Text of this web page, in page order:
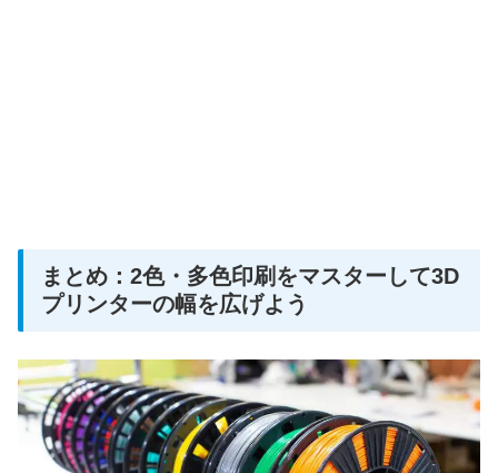
まとめ：2色・多色印刷をマスターして3D
プリンターの幅を広げよう